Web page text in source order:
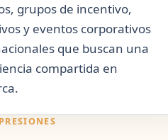
grupos de incentivo,
y eventos corporativos
que buscan una
compartida en